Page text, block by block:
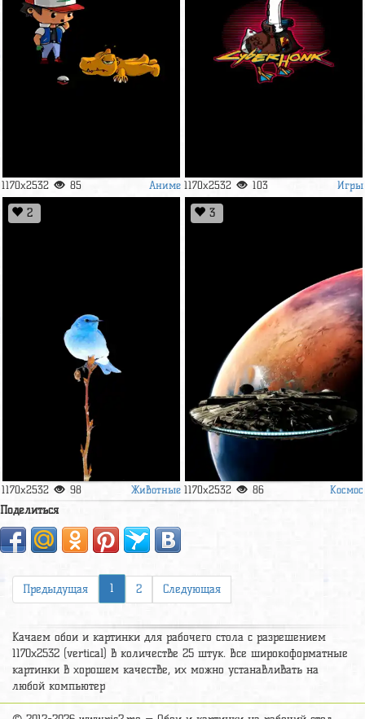
1170x2532 85 Аниме 1170x2532 103 Игры
2
1170x2532 98 Животные
3
1170x2532 86 Космос
Поделиться
Предыдущая 1 2 Следующая
Качаем обои и картинки для рабочего стола c разрешением
1170x2532 (vertical) в количестве 25 штук. Все широкоформатные
картинки в хорошем качестве, их можно устанавливать на
любой компьютер